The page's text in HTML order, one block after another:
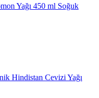
Yağı 450 ml Soğuk
Hindistan Cevizi Yağı